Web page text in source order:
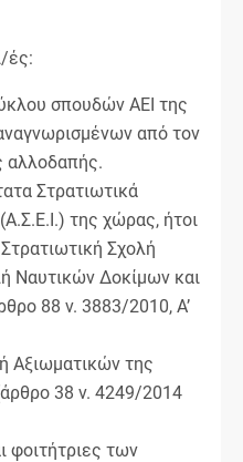
ές:
σπουδών ΑΕΙ της
από τον
αλλοδαπής.
Στρατιωτικά
της χώρας, ήτοι
Σχολή
Ναυτικών Δοκίμων και
88 ν. 3883/2010, Α’
Αξιωματικών της
38 ν. 4249/2014
φοιτήτριες των